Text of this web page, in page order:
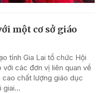
một cơ sở giáo
tỉnh Gia Lai tổ chức Hội
các đơn vị liên quan về
cao chất lượng giáo dục
giai...